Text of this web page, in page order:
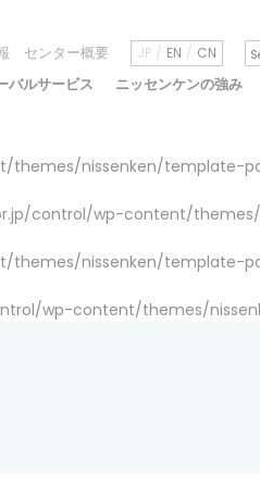
センター概要 JP EN CN
バルサービス ニッセンケンの強み
themes/nissenken/template-
control/wp-content/
themes/nissenken/template-
wp-content/themes/